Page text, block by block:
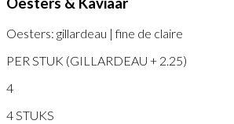
Oesters: gillardeau | fine de claire
PER STUK (GILLARDEAU + 2.25)
4
4 STUKS